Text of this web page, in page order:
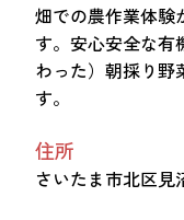
畑での農作業体験
す。安心安全な有
わった）朝採り野
す。
住所
さいたま市北区見